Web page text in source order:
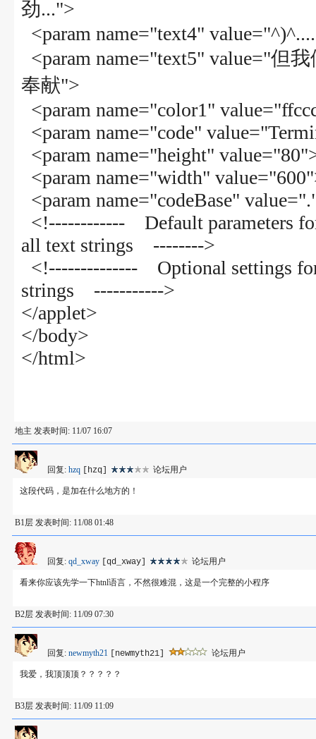
劲...">
<param name="text4"
<param name="text5" value="但
奉献">
<param name="color1"
<param name="code"
<param name="height"
<param name="width"
<param name="codeBase"
<!------------ Default parameters
all text strings -------->
<!-------------- Optional settings
strings ----------->
</applet>
</body>
</html>
地主 发表时间: 11/07 16:07
回复: hzq [hzq] 论坛用户
这段代码，是加在什么地方的！
B1层 发表时间: 11/08 01:48
回复: qd_xway [qd_xway] 论坛用户
看来你应该先学一下htnl语言，不然很难混，这是一个完整的小程序
B2层 发表时间: 11/09 07:30
回复: newmyth21 [newmyth21] 论坛用户
我爱，我顶顶顶？？？？？
B3层 发表时间: 11/09 11:09